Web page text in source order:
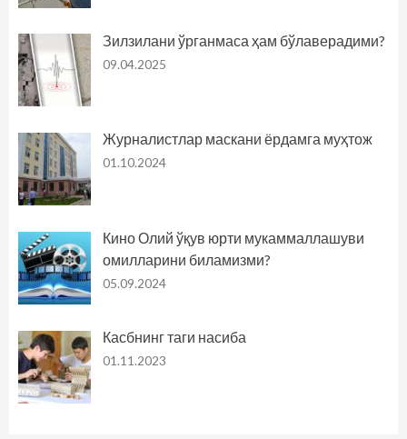
Зилзилани ўрганмаса ҳам бўлаверадими?
09.04.2025
Журналистлар маскани ёрдамга муҳтож
01.10.2024
Кино Олий ўқув юрти мукаммаллашуви
омилларини биламизми?
05.09.2024
Касбнинг таги насиба
01.11.2023